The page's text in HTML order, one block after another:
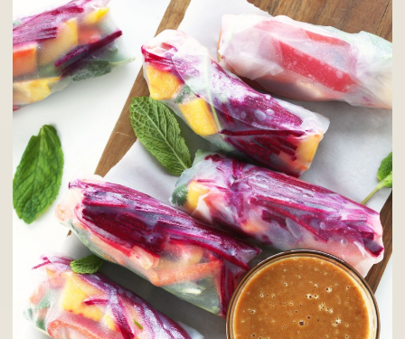
dấm để trộn làm nước chấm gỏi, giúp cho tăng thêm sự
đà của món ăn.
4. Cách làm Gỏi chay ngũ sắc
Được làm từ 5 loại rau củ quả rất tốt cho sức khỏe, bao
xoài, cà-rốt, ớt chuông vàng, ớt chuông đỏ và củ cải tím.
chay ngũ sắc có thể nói như là một liều thuốc bổ tứ sắc
bàn ăn rất tốt cho bạn, đặc biệt là với phụ nữ.